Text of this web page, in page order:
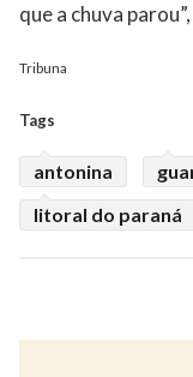
que a chuva
Tribuna
Tags
antonina
litoral do paraná